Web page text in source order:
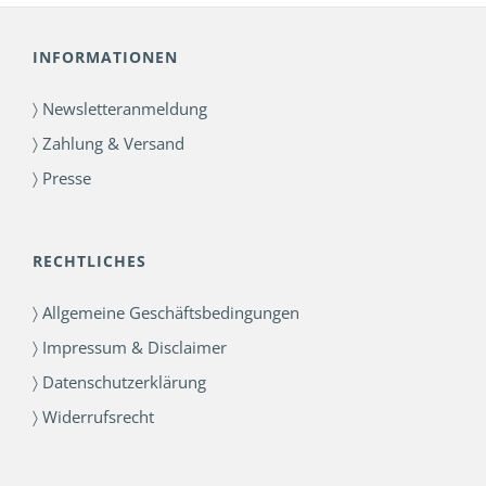
INFORMATIONEN
〉 Newsletteranmeldung
〉 Zahlung & Versand
〉 Presse
RECHTLICHES
〉 Allgemeine Geschäftsbedingungen
〉 Impressum & Disclaimer
〉 Datenschutzerklärung
〉 Widerrufsrecht